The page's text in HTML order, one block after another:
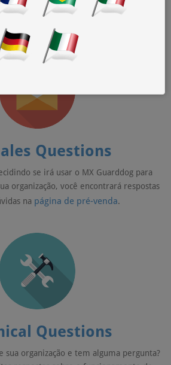
as respostas para as dúvidas mais
na
página geral
Questions
se irá usar o MX Guarddog para
organização, você encontrará respostas
na página de pré-venda.
Questions
sua organização e tem alguma pergunta?